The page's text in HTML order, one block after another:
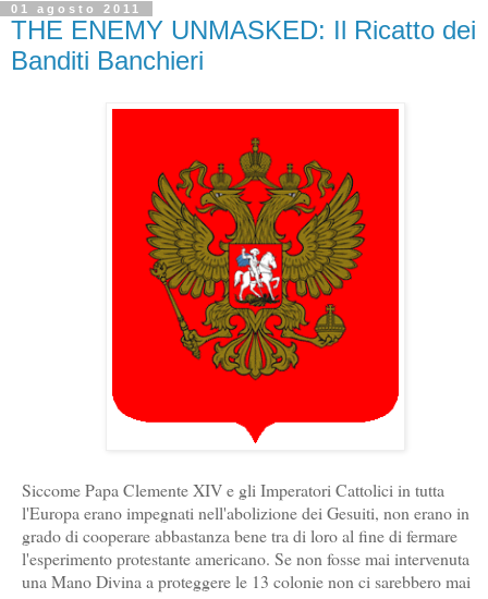
01 agosto 2011
THE ENEMY UNMASKED: Il Ricatto dei
Banditi Banchieri
Siccome Papa Clemente XIV e gli Imperatori Cattolici in tutta
l'Europa erano impegnati nell'abolizione dei Gesuiti, non erano in
grado di cooperare abbastanza bene tra di loro al fine di fermare
l'esperimento protestante americano. Se non fosse mai intervenuta
una Mano Divina a proteggere le 13 colonie non ci sarebbero mai